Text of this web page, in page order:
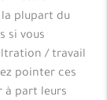
plupart du
si vous
/ travail
pointer ces
à part leurs